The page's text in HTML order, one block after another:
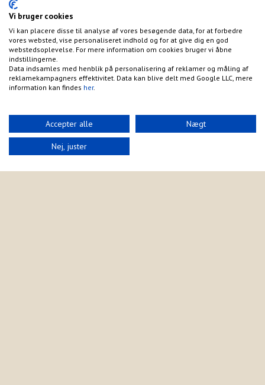
Vi bruger cookies
Vi kan placere disse til analyse af vores besøgende data, for at forbedre
vores websted, vise personaliseret indhold og for at give dig en god
webstedsoplevelse. For mere information om cookies bruger vi åbne
indstillingerne.
Data indsamles med henblik på personalisering af reklamer og måling af
reklamekampagners effektivitet. Data kan blive delt med Google LLC, mere
information kan findes her.
Accepter alle Nægt
Nej, juster
Staycation: ferieglæde tæt på hjemmet
Flere og flere familier vælger i dag at holde ferie tættere
på hjemmet. Bæredygtighed, økonomi og rejsetid spiller en
stor rolle, når næste feriedestination skal planlægges, og
for mange er en såkaldtstaycationblevet et oplagt valg.
Den tid, der spares på transport og planlægning, kan i
stedet bruges på afslapning eller oplevelser sammen som
familie – og det er netop det, mange efterspørger i en
lille investering, der giver stor værdi.
Årskortet: En nem vej til mere familietid
Med et årskort til et af landets mange forlystelsesparker,
det nemt at lægge små feriestunder ind i kalenderen –